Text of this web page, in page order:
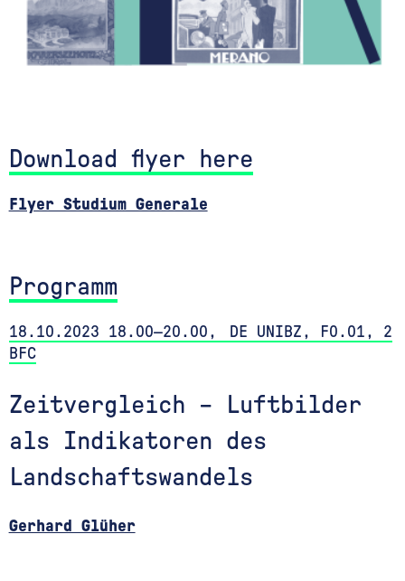
Download flyer here
Flyer Studium Generale
Programm
18.10.2023 18.00—20.00, DE UNIBZ, F0.01, 2
BFC
Zeitvergleich – Luftbilder
als Indikatoren des
Landschaftswandels
Gerhard Glüher